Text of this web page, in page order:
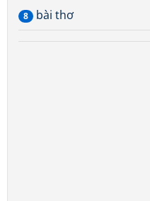
8 bài thơ